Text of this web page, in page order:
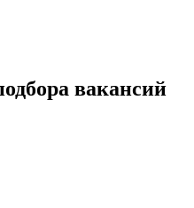
вакансий